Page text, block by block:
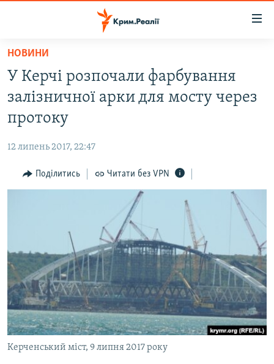
Перейти
основного
матеріалу
до
основної
Перейти
до
ВОДА.КРИМ
БЛОГИ
ПОГЛЯД
СПЕЦПРОЕКТИ
ДЕПОРТАЦІЯ
ВІДЕОУРОКИ «ELIFBE»
СВІДЧЕННЯ ОКУПАЦІЇ
УКРАЇНСЬКА ПРОБЛЕМА КРИМУ
ІНФОГРАФІКА
ЯК ОБІЙТИ БЛОКУВАННЯ
Русский
Qırımtatar
ДОЛУЧАЙСЯ!
НОВИНИ
У Керчі розпочали фарбування
залізничної арки для мосту через
протоку
12 липень 2017, 22:47
Поділитись Читати без VPN
Керченський міст, 9 липня 2017 року